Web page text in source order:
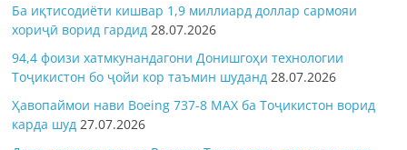
Ба иқтисодиёти кишвар 1,9 миллиард доллар сармояи
хориҷӣ ворид гардид 28.07.2026
94,4 фоизи хатмкунандагони Донишгоҳи технологии
Тоҷикистон бо ҷойи кор таъмин шуданд 28.07.2026
Ҳавопаймои нави Boeing 737-8 MAX ба Тоҷикистон ворид
карда шуд 27.07.2026